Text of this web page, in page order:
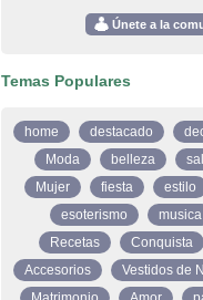
Únete a la
Temas Populares
home destacado
Moda
belleza
Mujer
fiesta estilo
esoterismo
musica
Recetas
Conquista
Accesorios
Vestidos de